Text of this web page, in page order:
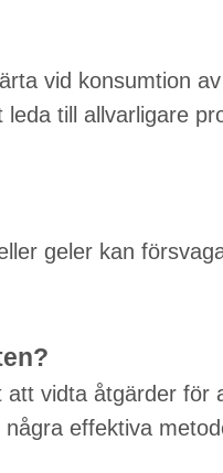
vid konsumtion
till allvarligare
geler kan
vidta åtgärder för
effektiva